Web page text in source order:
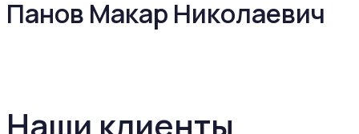
Панов Макар Николаевич
Наши клиенты